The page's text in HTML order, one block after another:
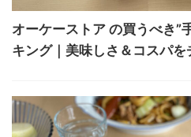
オーケーストア の買うべき”
キング｜美味しさ＆コスパを